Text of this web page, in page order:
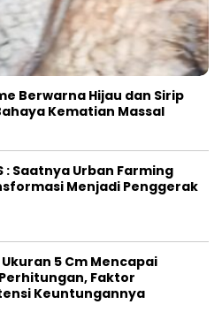
Berwarna Hijau dan Sirip
Kematian Massal
: Saatnya Urban Farming
Menjadi Penggerak
5 Cm Mencapai
Faktor
Keuntungannya